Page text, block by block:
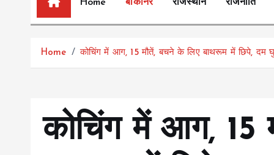
Home बीकानेर राजस्थान राजनीति
Home कोचिंग में आग, 15 मौतें, बचने के लिए बाथरूम में छिपे,
कोचिंग में आग, 15